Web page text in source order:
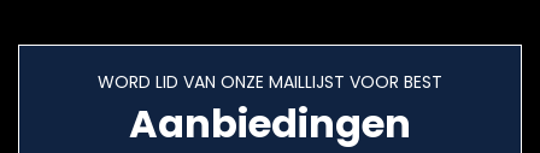
WORD LID VAN ONZE MAILLIJST VOOR BEST
Aanbiedingen